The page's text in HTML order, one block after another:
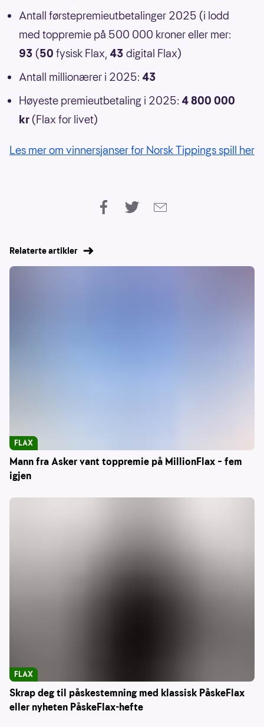
Antall førstepremieutbetalinger 2025 (i lodd
med toppremie på 500 000 kroner eller mer:
93 (50 fysisk Flax, 43 digital Flax)
Antall millionærer i 2025: 43
Høyeste premieutbetaling i 2025: 4 800 000
kr (Flax for livet)
Les mer om vinnersjanser for Norsk Tippings spill her
Relaterte artikler
Mann fra Asker vant toppremie på MillionFlax – fem
igjen
FLAX
Skrap deg til påskestemning med klassisk PåskeFlax
eller nyheten PåskeFlax-hefte
FLAX